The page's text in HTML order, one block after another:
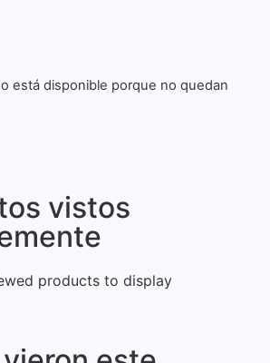
está disponible porque no quedan
vistos
products to display